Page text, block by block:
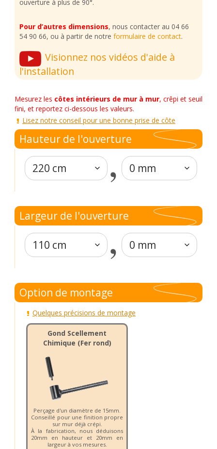
ouverture à plus de 90°.
Pour d’autres dimensions, nous contacter au 04 66
54 90 66, ou à partir de notre formulaire de contact.
Visionnez nos vidéos d'aide à
l'installation
Mesurez les côtes intérieurs de mur à mur, crêpi et seuil
fini, et reportez ci-dessous les valeurs.
Lisez notre conseil pour une bonne prise de côte
Hauteur de l'ouverture
,
Largeur de l'ouverture
,
Option de montage
Quelques précisions de montage
Gond Scellement
Chimique (Fer rond)
Perçage d'un diamètre de 15mm.
Conseillé pour une finition propre
sur mur déjà crépi.
À la fabrication, nous déduisons
20mm en hauteur et 20mm en
largeur à vos mesures.